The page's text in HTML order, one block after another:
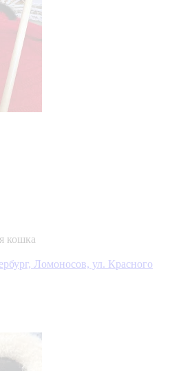
кошка
Ломоносов, ул. Красного